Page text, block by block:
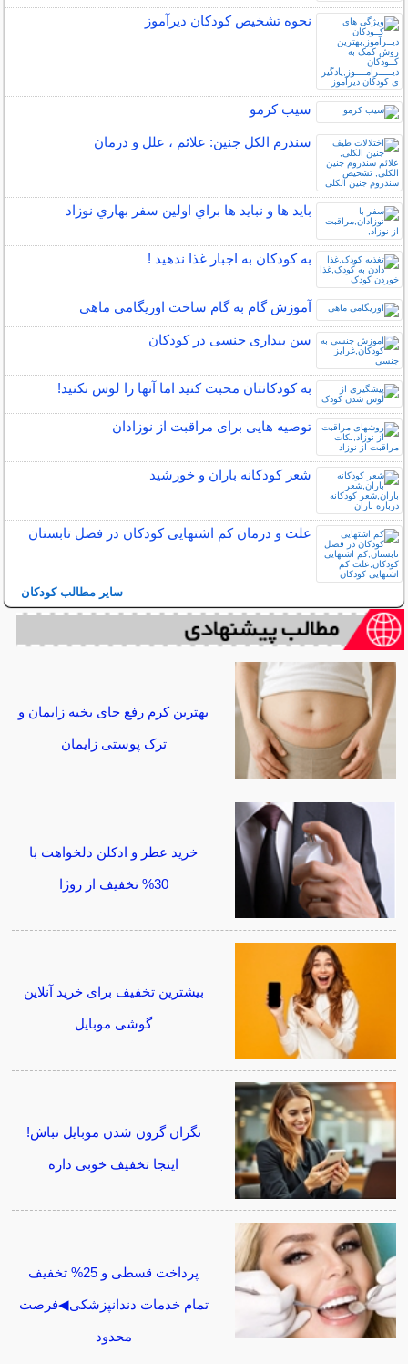
نحوه تشخیص کودکان دیرآموز
سیب کرمو
سندرم الکل جنین: علائم ، علل و درمان
بايد ها و نبايد ها براي اولين سفر بهاري نوزاد
به کودکان به اجبار غذا ندهید !
آموزش گام به گام ساخت اوریگامی ماهی
سن بیداری جنسی در کودکان
به کودکانتان محبت کنید اما آنها را لوس نکنید!
توصیه هایی برای مراقبت از نوزادان
شعر کودکانه باران و خورشید
علت و درمان کم اشتهایی کودکان در فصل تابستان
سایر مطالب کودکان
بهترین کرم رفع جای بخیه زایمان و
ترک پوستی زایمان
خرید عطر و ادکلن دلخواهت با
30% تخفیف از روژا
بیشترین تخفیف برای خرید آنلاین
گوشی موبایل
نگران گرون شدن موبایل نباش!
اینجا تخفیف خوبی داره
پرداخت قسطی و 25% تخفیف
تمام خدمات دندانپزشکی◀فرصت
محدود